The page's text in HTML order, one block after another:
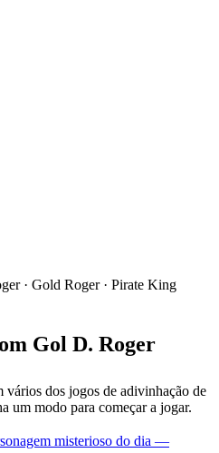
· Gold Roger · Pirate King
Gol D. Roger
dos jogos de adivinhação de
um modo para começar a jogar.
misterioso do dia —